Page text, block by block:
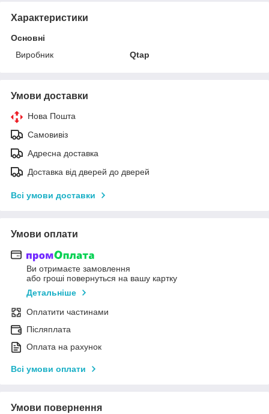
Характеристики
Основні
Виробник
Qtap
Умови доставки
Нова Пошта
Самовивіз
Адресна доставка
Доставка від дверей до дверей
Всі умови доставки
Умови оплати
Ви отримаєте замовлення
або гроші повернуться на вашу картку
Детальніше
Оплатити частинами
Післяплата
Оплата на рахунок
Всі умови оплати
Умови повернення